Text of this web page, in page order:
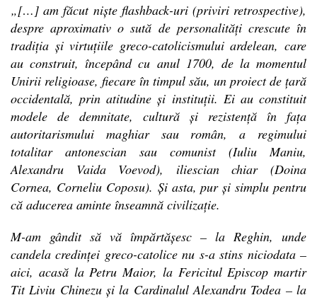
„[…] am făcut niște flashback-uri (priviri retrospective),
despre aproximativ o sută de personalități crescute în
tradiția și virtuțiile greco-catolicismului ardelean, care
au construit, începând cu anul 1700, de la momentul
Unirii religioase, fiecare în timpul său, un proiect de țară
occidentală, prin atitudine și instituții. Ei au constituit
modele de demnitate, cultură și rezistență în fața
autoritarismului maghiar sau român, a regimului
totalitar antonescian sau comunist (Iuliu Maniu,
Alexandru Vaida Voevod), iliescian chiar (Doina
Cornea, Corneliu Coposu). Și asta, pur și simplu pentru
că aducerea aminte înseamnă civilizație.
M-am gândit să vă împărtășesc – la Reghin, unde
candela credinței greco-catolice nu s-a stins niciodata –
aici, acasă la Petru Maior, la Fericitul Episcop martir
Tit Liviu Chinezu și la Cardinalul Alexandru Todea – la